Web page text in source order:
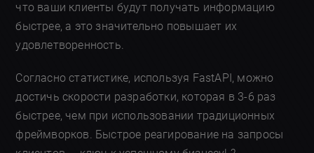
что ваши клиенты будут получать информацию
быстрее, а это значительно повышает их
удовлетворенность.
Согласно статистике, используя FastAPI, можно
достичь скорости разработки, которая в 3-6 раз
быстрее, чем при использовании традиционных
фреймворков. Быстрое реагирование на запросы